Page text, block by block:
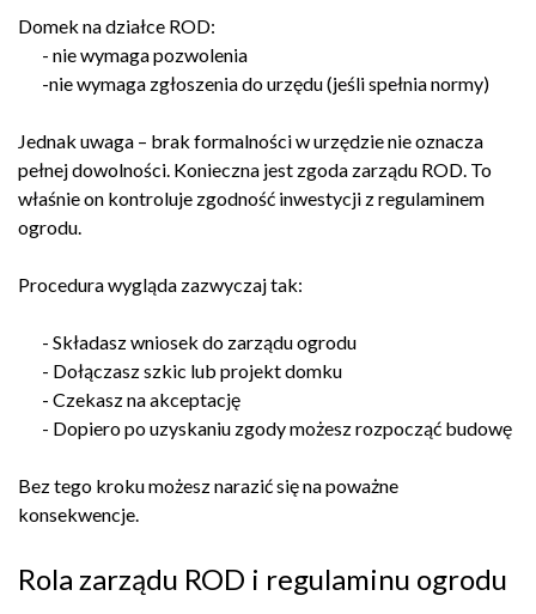
Domek na działce ROD:
- nie wymaga pozwolenia
-nie wymaga zgłoszenia do urzędu (jeśli spełnia normy)
Jednak uwaga – brak formalności w urzędzie nie oznacza
pełnej dowolności. Konieczna jest zgoda zarządu ROD. To
właśnie on kontroluje zgodność inwestycji z regulaminem
ogrodu.
Procedura wygląda zazwyczaj tak:
- Składasz wniosek do zarządu ogrodu
- Dołączasz szkic lub projekt domku
- Czekasz na akceptację
- Dopiero po uzyskaniu zgody możesz rozpocząć budowę
Bez tego kroku możesz narazić się na poważne
konsekwencje.
Rola zarządu ROD i regulaminu ogrodu